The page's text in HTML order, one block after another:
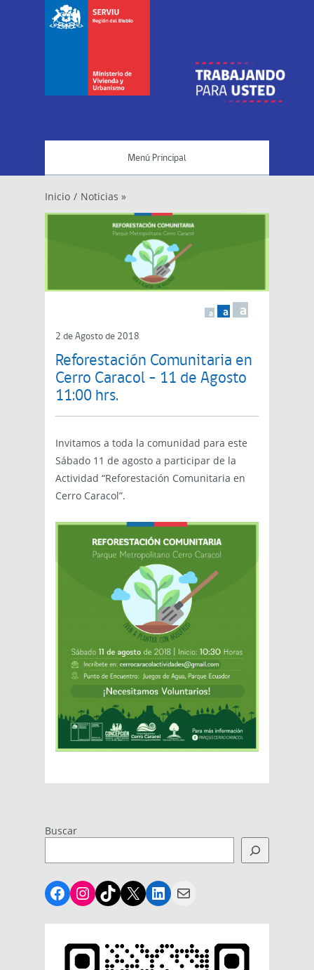
Menú Principal
Inicio / Noticias »
a a a
2 de Agosto de 2018
Reforestación Comunitaria en
Cerro Caracol – 11 de Agosto
11:00 hrs.
Invitamos a toda la comunidad para este
Sábado 11 de agosto a participar de la
Actividad “Reforestación Comunitaria en
Cerro Caracol”.
Buscar
Facebook
Instagram
TikTok
X LinkedIn
Mail